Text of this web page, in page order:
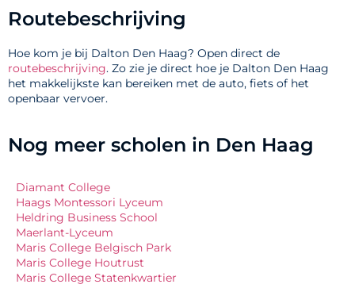
Routebeschrijving
Hoe kom je bij Dalton Den Haag? Open direct de
routebeschrijving. Zo zie je direct hoe je Dalton Den Haag
het makkelijkste kan bereiken met de auto, fiets of het
openbaar vervoer.
Nog meer scholen in Den Haag
Diamant College
Haags Montessori Lyceum
Heldring Business School
Maerlant-Lyceum
Maris College Belgisch Park
Maris College Houtrust
Maris College Statenkwartier